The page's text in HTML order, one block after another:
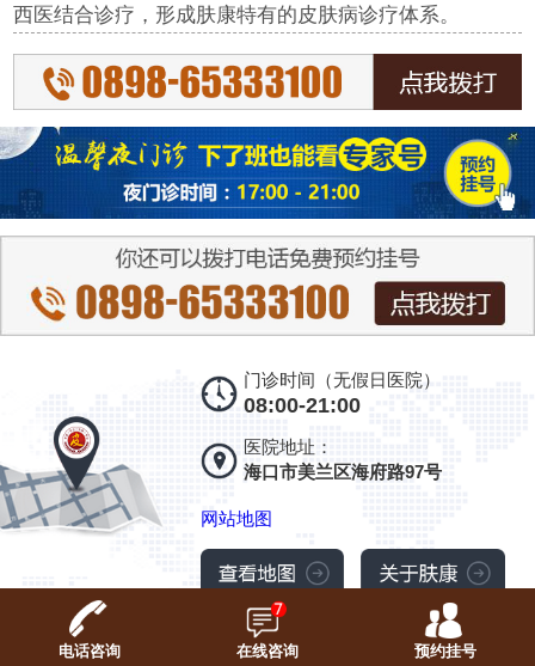
西医结合诊疗，形成肤康特有的皮肤病诊疗体系。
门诊时间（无假日医院）
08:00-21:00
医院地址：
海口市美兰区海府路97号
网站地图
电话咨询 在线咨询 预约挂号